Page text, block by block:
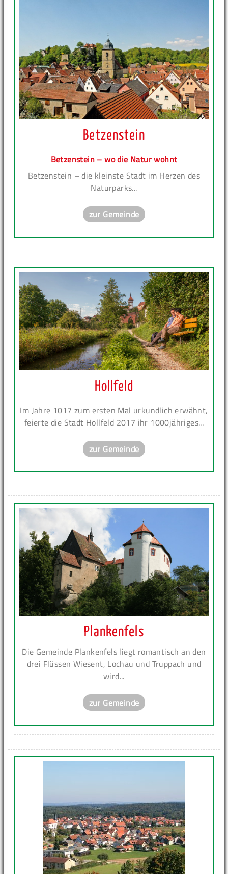
Betzenstein
Betzenstein – wo die Natur wohnt
Betzenstein – die kleinste Stadt im Herzen des
Naturparks...
zur Gemeinde
Hollfeld
Im Jahre 1017 zum ersten Mal urkundlich erwähnt,
feierte die Stadt Hollfeld 2017 ihr 1000jähriges...
zur Gemeinde
Plankenfels
Die Gemeinde Plankenfels liegt romantisch an den
drei Flüssen Wiesent, Lochau und Truppach und
wird...
zur Gemeinde